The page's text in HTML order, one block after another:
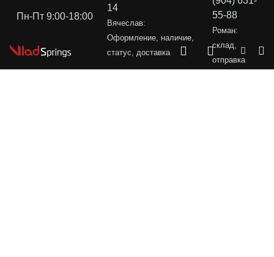
Пн-Пт 9:00-18:00
14
Вячеслав:
Оформление, наличие,
статус, доставка
55-88
Роман:
склад,
отправка